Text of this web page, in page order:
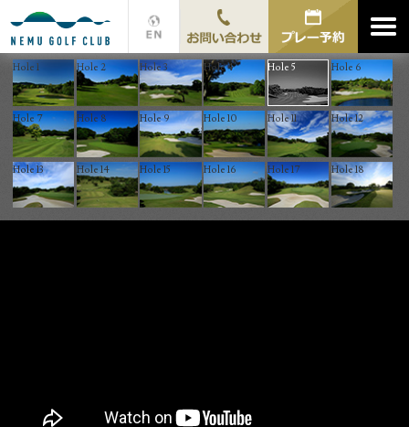
Hole 1 Hole 2 Hole 3 Hole 4 Hole 5 Hole 6
Hole 7 Hole 8 Hole 9 Hole 10 Hole 11 Hole 12
Hole 13 Hole 14 Hole 15 Hole 16 Hole 17 Hole 18